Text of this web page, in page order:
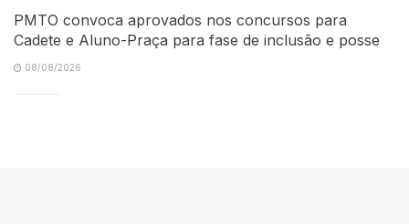
PMTO convoca aprovados nos concursos para
Cadete e Aluno-Praça para fase de inclusão e posse
08/08/2026